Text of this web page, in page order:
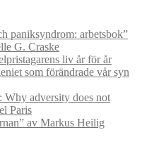
paniksyndrom: arbetsbok”
G. Craske
liv år för år
som förändrade vår syn
Why adversity does not
Paris
av Markus Heilig